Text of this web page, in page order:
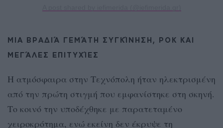
ΜΙΑ ΒΡΑΔΙΆ ΓΕΜΆΤΗ ΣΥΓΚΊΝΗΣΗ, ΡΟΚ ΚΑΙ
ΜΕΓΆΛΕΣ ΕΠΙΤΥΧΊΕΣ
Η ατμόσφαιρα στην Τεχνόπολη ήταν ηλεκτρισμένη
από την πρώτη στιγμή που εμφανίστηκε στη σκηνή.
Το κοινό την υποδέχθηκε με παρατεταμένο
χειροκρότημα, ενώ εκείνη δεν έκρυψε τη